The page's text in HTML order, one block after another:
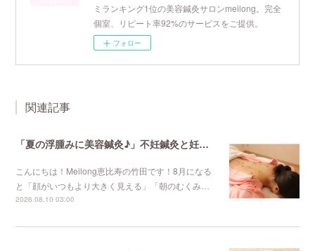
ミランキング1位の美容鍼灸サロンmeilong。完全
個室、リピート率92%のサービスをご提供。
フォロー
関連記事
「夏の浮腫みに美容鍼灸♪」不妊鍼灸と妊活鍼灸が得意のmeilong
こんにちは！Meilong恵比寿の竹田です！8月になる
と「顔がいつもより大きく見える」「朝のむくみ…
2026.08.10 03:00